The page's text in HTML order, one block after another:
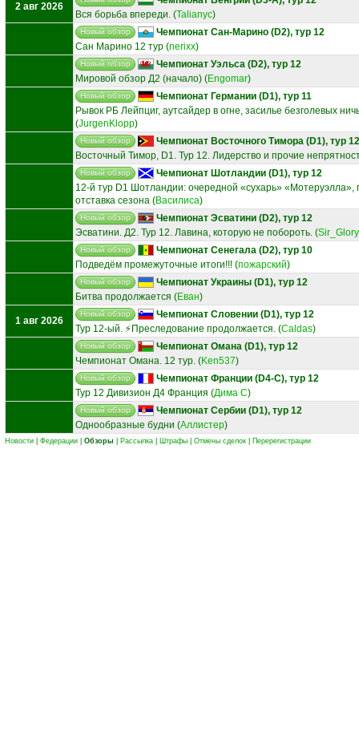
2 авг 2026
Вся борьба впереди. (Talianyc)
Новый обзор
Чемпионат Сан-Марино (D2), тур 12
Сан Марино 12 тур (nerixx)
Новый обзор
Чемпионат Уэльса (D2), тур 12
Мировой обзор Д2 (начало) (Engomar)
Новый обзор
Чемпионат Германии (D1), тур 11
Рывок РБ Лейпциг, аутсайдер в огне, засилье безголевых
(JurgenKlopp)
Новый обзор
Чемпионат Восточного Тимора (D1), тур 12
Восточный Тимор, D1. Тур 12. Лидерство и прочие
Новый обзор
Чемпионат Шотландии (D1), тур 12
12‑й тур D1 Шотландии: очередной «сухарь» «Мотеруэлла»,
отставка сезона (Василиса)
Новый обзор
Чемпионат Эсватини (D2), тур 12
Эсватини. Д2. Тур 12. Лавина, которую не побороть. (Sir_Glory
Новый обзор
Чемпионат Сенегала (D2), тур 10
Подведём промежуточные итоги!!! (пожарский)
Новый обзор
Чемпионат Украины (D1), тур 12
Битва продолжается (Еван)
1 авг 2026
Новый обзор
Чемпионат Словении (D1), тур 12
Тур 12-ый. ⚡Преследование продолжается. (Caldas)
Новый обзор
Чемпионат Омана (D1), тур 12
Чемпионат Омана. 12 тур. (Ken537)
Новый обзор
Чемпионат Франции (D4-C), тур 12
Тур 12 Дивизион Д4 Франция (Дима С)
Новый обзор
Чемпионат Сербии (D1), тур 12
Однообразные будни (Аллистер)
Новости Федерации Обзоры Рассылка Штрафы Отмены сделок Перерегистрации